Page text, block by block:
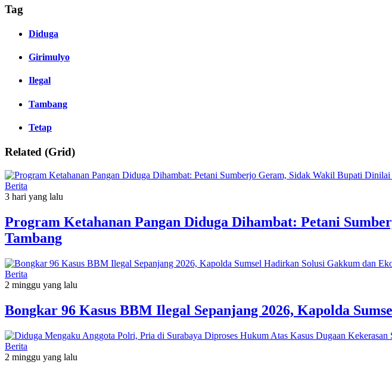
Tag
Diduga
Girimulyo
Ilegal
Tambang
Tetap
Related (Grid)
Berita
3 hari yang lalu
Program Ketahanan Pangan Diduga Dihambat: Petani
Tambang
Berita
2 minggu yang lalu
Bongkar 96 Kasus BBM Ilegal Sepanjang 2026, Kapolda
Berita
2 minggu yang lalu